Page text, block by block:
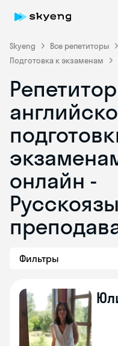
Skyeng Все репетиторы
Подготовка к экзаменам
онлайн -
Фильтры
Skyeng Chat